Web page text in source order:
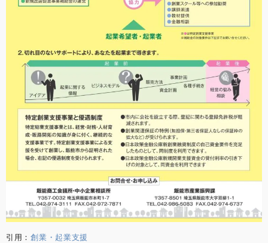
引用：創業・起業支援